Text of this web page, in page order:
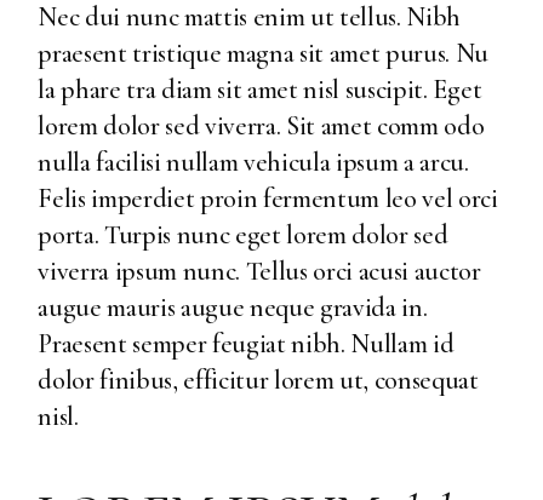
Nec dui nunc mattis enim ut tellus. Nibh
praesent tristique magna sit amet purus. Nu
la phare tra diam sit amet nisl suscipit. Eget
lorem dolor sed viverra. Sit amet comm odo
nulla facilisi nullam vehicula ipsum a arcu.
Felis imperdiet proin fermentum leo vel orci
porta. Turpis nunc eget lorem dolor sed
viverra ipsum nunc. Tellus orci acusi auctor
augue mauris augue neque gravida in.
Praesent semper feugiat nibh. Nullam id
dolor finibus, efficitur lorem ut, consequat
nisl.